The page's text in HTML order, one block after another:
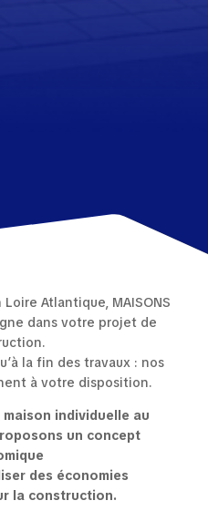
Loire Atlantique, MAISONS
dans votre projet de
la fin des travaux : nos
à votre disposition.
individuelle au
un concept
des économies
la construction.